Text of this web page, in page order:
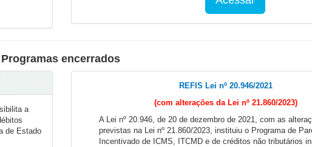
Programas encerrados
a
de Estado
REFIS Lei nº 20.946/2021
(com alterações da Lei nº 21.860/2023)
A Lei nº 20.946, de 20 de dezembro de 2021, com as
previstas na Lei nº 21.860/2023, instituiu o Programa de
Incentivado de ICMS, ITCMD e de créditos não tributários